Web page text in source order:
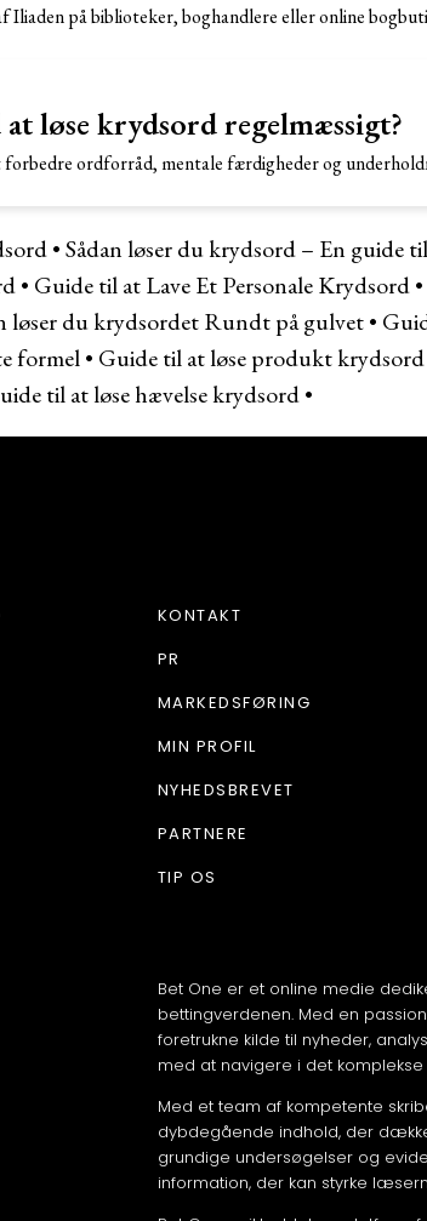
Iliaden på biblioteker, boghandlere eller online
løse krydsord regelmæssigt?
ordforråd, mentale færdigheder og
•Sådan løser du krydsord – En guide
• Guide til at Lave Et Personale Krydsord•
løser du krydsordet Rundt på gulvet•
formel• Guide til at løse produkt krydsord
til at løse hævelse krydsord•
Bet One er et online medie
bettingverdenen. Med en
foretrukne kilde til nyheder,
med at navigere i det
Med et team af kompetente
dybdegående indhold, der
grundige undersøgelser og
information, der kan styrke
KONTAKT
PR
MARKEDSFØRING
MIN PROFIL
NYHEDSBREVET
PARTNERE
TIP OS